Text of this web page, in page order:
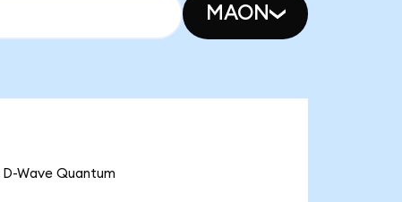
MAON
D-Wave Quantum